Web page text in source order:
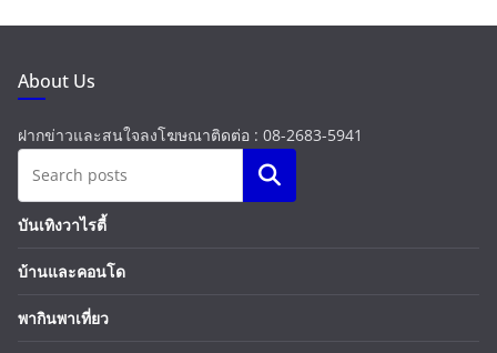
About Us
ฝากข่าวและสนใจลงโฆษณาติดต่อ : 08-2683-5941
Search
บันเทิงวาไรตี้
บ้านและคอนโด
พากินพาเที่ยว